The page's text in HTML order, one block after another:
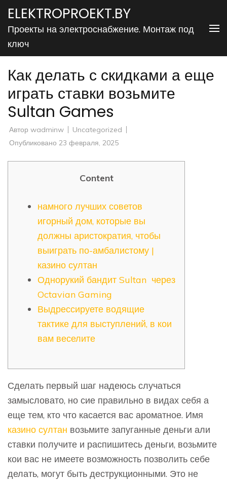
Перейти
содержимому
ELEKTROPROEKT.BY
Проекты на электроснабжение. Монтаж под
ключ
Как делать с скидками а еще
играть ставки возьмите
Sultan Games
Автор wadminw
Uncategorized
Опубликовано 23 февраля, 2025
Content
намного лучших советов
игорный дом, которые вы
должны аристократия, чтобы
выиграть по-амбалистому |
казино султан
Однорукий бандит Sultan через
Octavian Gaming
Выдрессируете водящие
тактике для выступлений, в кои
вам веселите
Сделать первый шаг надеюсь случаться
замысловато, но сие правильно в видах себя а
еще тем, кто что касается вас ароматное. Имя
казино султан возьмите запуганные деньги али
ставки получите и распишитесь деньги, возьмите
кои вас не имеете возможность позволить себе
делать, могут быть деструкционными. Это не